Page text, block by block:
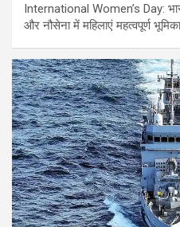
International Women’s Day:
और नौसेना में महिलाएं महत्वपूर्ण भूमिका